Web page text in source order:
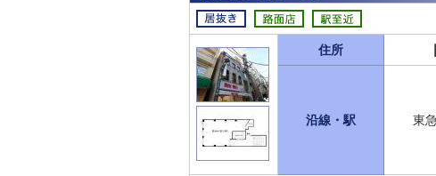
住所
沿線・駅 東